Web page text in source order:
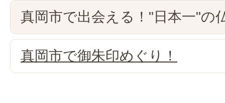
真岡市で出会える！"日本一"の
真岡市で御朱印めぐり！